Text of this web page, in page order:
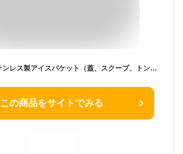
3.2L 二重構造ステンレス製アイスバケット（蓋、スクープ、トング付き）、カクテルバーやパーティーに最適な断熱アイスバケット
この商品をサイトでみる